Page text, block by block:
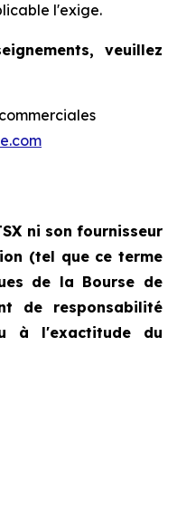
l'exige.
veuillez
ni son fournisseur
(tel que ce terme
de la Bourse de
de responsabilité
à l'exactitude du